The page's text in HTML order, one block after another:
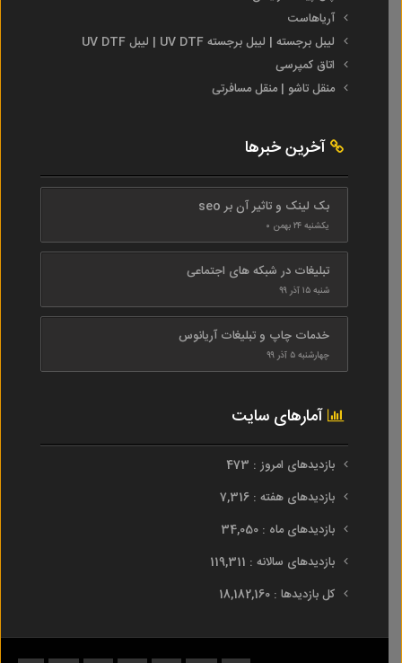
آریاهاست
لیبل برجسته | لیبل برجسته UV DTF | لیبل UV DTF
اتاق کمپرسی
منقل تاشو | منقل مسافرتی
آخرین خبرها
بک لینک و تاثیر آن بر seo
یکشنبه ۲۴ بهمن ۰
تبلیغات در شبکه های اجتماعی
شنبه ۱۵ آذر ۹۹
خدمات چاپ و تبلیغات آریانوس
چهارشنبه ۵ آذر ۹۹
آمارهای سایت
بازدیدهای امروز : 473
بازدیدهای هفته : 7,316
بازدیدهای ماه : 34,050
بازدیدهای سالانه : 119,311
کل بازدیدها : 18,182,160